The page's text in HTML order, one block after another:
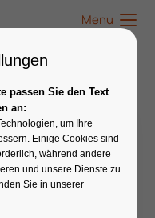
Menu
passen Sie den Text
an:
um Ihre
Einige Cookies sind
während andere
und unsere Dienste zu
Sie in unserer